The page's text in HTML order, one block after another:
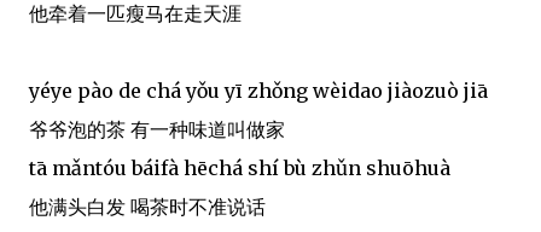
他牵着一匹瘦马在走天涯
yéye pào de chá yǒu yī zhǒng wèidao jiàozuò jiā
爷爷泡的茶 有一种味道叫做家
tā mǎntóu báifà hēchá shí bù zhǔn shuōhuà
他满头白发 喝茶时不准说话